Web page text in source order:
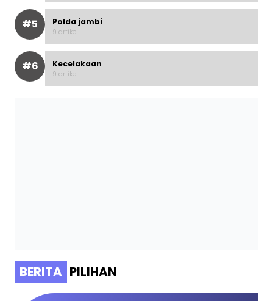
#5 Polda jambi
9 artikel
#6 Kecelakaan
9 artikel
BERITA PILIHAN